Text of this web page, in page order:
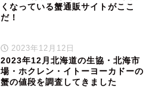
くなっている蟹通販サイトがここ
だ！
2023年12月12日
2023年12月北海道の生協・北海市
場・ホクレン・イトーヨーカドーの
蟹の値段を調査してきました